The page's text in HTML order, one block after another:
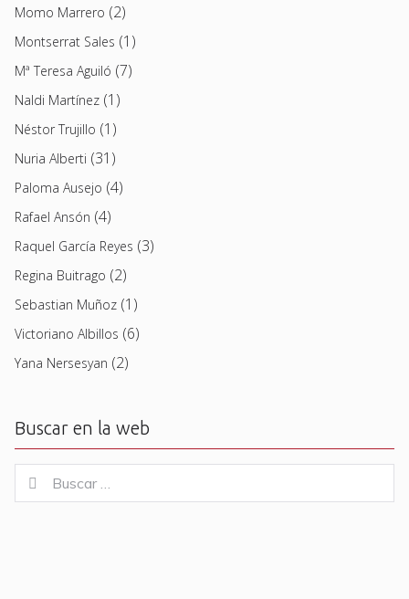
Momo Marrero (2)
Montserrat Sales (1)
Mª Teresa Aguiló (7)
Naldi Martínez (1)
Néstor Trujillo (1)
Nuria Alberti (31)
Paloma Ausejo (4)
Rafael Ansón (4)
Raquel García Reyes (3)
Regina Buitrago (2)
Sebastian Muñoz (1)
Victoriano Albillos (6)
Yana Nersesyan (2)
Buscar en la web
for:
Buscar